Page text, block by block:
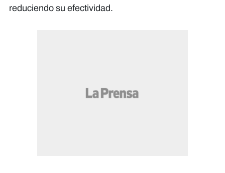
reduciendo su efectividad.